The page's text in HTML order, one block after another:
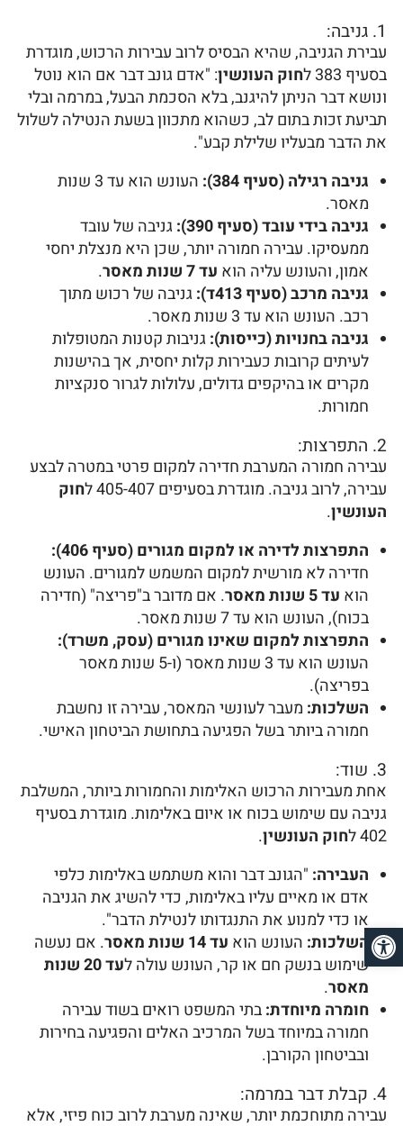
1. גניבה:
עבירת הגניבה, שהיא הבסיס לרוב עבירות הרכוש, מוגדרת
בסעיף 383 ל
חוק העונשין: "אדם גונב דבר אם הוא נוטל
ונושא דבר הניתן להיגנב, בלא הסכמת הבעל, במרמה ובלי
תביעת זכות בתום לב, כשהוא מתכוון בשעת הנטילה לשלול
את הדבר מבעליו שלילת קבע".
גניבה רגילה (סעיף 384):
העונש הוא עד 3 שנות
מאסר.
גניבה בידי עובד (סעיף 390):
גניבה של עובד
ממעסיקו. עבירה חמורה יותר, שכן היא מנצלת יחסי
אמון, והעונש עליה הוא עד 7 שנות מאסר
.
גניבה מרכב (סעיף 413ד):
גניבה של רכוש מתוך
רכב. העונש הוא עד 3 שנות מאסר.
גניבה בחנויות (כייסות):גניבות קטנות המטופלות
לעיתים קרובות כעבירות קלות יחסית, אך בהישנות
מקרים או בהיקפים גדולים, עלולות לגרור סנקציות
חמורות.
2. התפרצות:
עבירה חמורה המערבת חדירה למקום פרטי במטרה לבצע
עבירה, לרוב גניבה. מוגדרת בסעיפים 405-407 ל
חוק
העונשין.
התפרצות לדירה או למקום מגורים (סעיף 406):
חדירה לא מורשית למקום המשמש למגורים. העונש
הוא עד 5 שנות מאסר
. אם מדובר ב"פריצה" (חדירה
בכוח), העונש הוא עד 7 שנות מאסר.
התפרצות למקום שאינו מגורים (עסק, משרד):
העונש הוא עד 3 שנות מאסר (ו-5 שנות מאסר
בפריצה).
השלכות: מעבר לעונשי המאסר, עבירה זו נחשבת
חמורה ביותר בשל הפגיעה בתחושת הביטחון האישי.
3. שוד:
אחת מעבירות הרכוש האלימות והחמורות ביותר, המשלבת
גניבה עם שימוש בכוח או איום באלימות. מוגדרת בסעיף
402 ל חוק העונשין.
העבירה: "הגונב דבר והוא משתמש באלימות כלפי
אדם או מאיים עליו באלימות, כדי להשיג את הגניבה
או כדי למנוע את התנגדותו לנטילת הדבר".
השלכות: העונש הוא עד 14 שנות מאסר
. אם נעשה
שימוש בנשק חם או קר, העונש עולה ל
עד 20 שנות
מאסר.
חומרה מיוחדת:בתי המשפט רואים בשוד עבירה
חמורה במיוחד בשל המרכיב האלים והפגיעה בחירות
ובביטחון הקורבן.
4. קבלת דבר במרמה:
עבירה מתוחכמת יותר, שאינה מערבת לרוב כוח פיזי, אלא
פתח סרגל נגישות